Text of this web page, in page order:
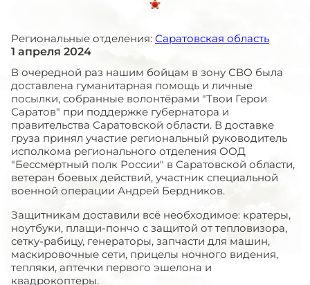
Региональные отделения: Саратовская область
1 апреля 2024
В очередной раз нашим бойцам в зону СВО была
доставлена гуманитарная помощь и личные
посылки, собранные волонтёрами "Твои Герои
Саратов" при поддержке губернатора и
правительства Саратовской области. В доставке
груза принял участие региональный руководитель
исполкома регионального отделения ООД
"Бессмертный полк России" в Саратовской области,
ветеран боевых действий, участник специальной
военной операции Андрей Бердников.
Защитникам доставили всё необходимое: кратеры,
ноутбуки, плащи-пончо с защитой от тепловизора,
сетку-рабицу, генераторы, запчасти для машин,
маскировочные сети, прицелы ночного видения,
тепляки, аптечки первого эшелона и
квадрокоптеры.